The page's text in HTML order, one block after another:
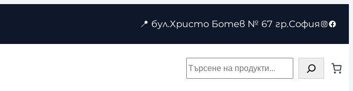
📍 бул.Христо Ботев № 67 гр.София
Търсене